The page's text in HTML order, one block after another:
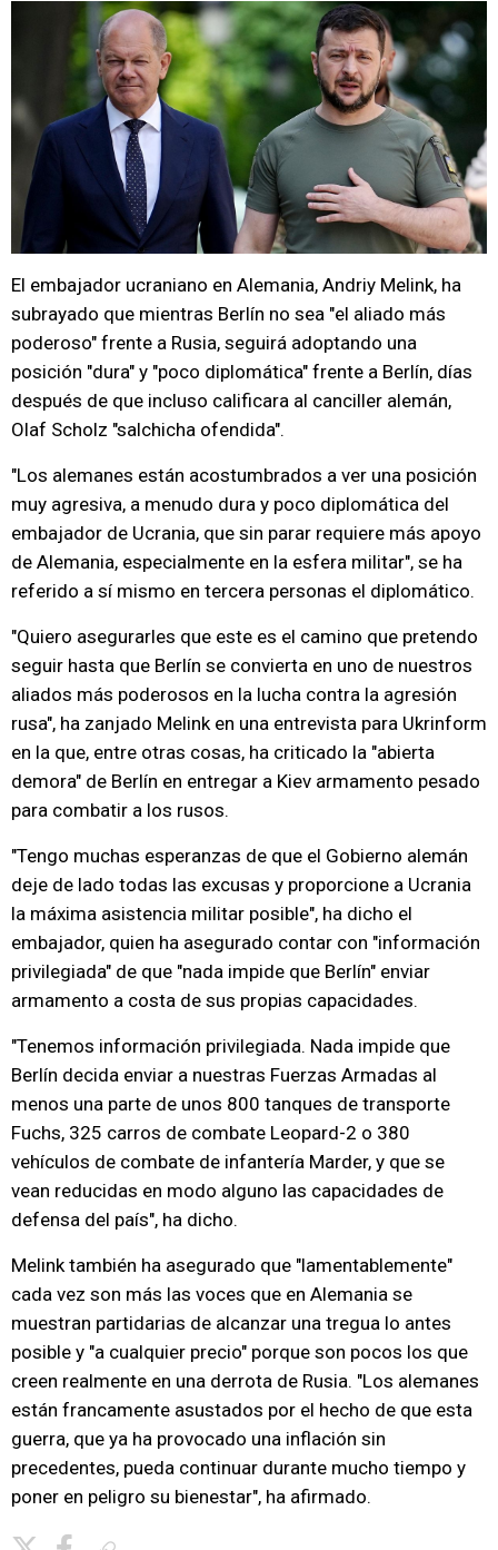
El embajador ucraniano en Alemania, Andriy Melink, ha
subrayado que mientras Berlín no sea "el aliado más
poderoso" frente a Rusia, seguirá adoptando una
posición "dura" y "poco diplomática" frente a Berlín, días
después de que incluso calificara al canciller alemán,
Olaf Scholz "salchicha ofendida".
"Los alemanes están acostumbrados a ver una posición
muy agresiva, a menudo dura y poco diplomática del
embajador de Ucrania, que sin parar requiere más apoyo
de Alemania, especialmente en la esfera militar", se ha
referido a sí mismo en tercera personas el diplomático.
"Quiero asegurarles que este es el camino que pretendo
seguir hasta que Berlín se convierta en uno de nuestros
aliados más poderosos en la lucha contra la agresión
rusa", ha zanjado Melink en una entrevista para Ukrinform
en la que, entre otras cosas, ha criticado la "abierta
demora" de Berlín en entregar a Kiev armamento pesado
para combatir a los rusos.
"Tengo muchas esperanzas de que el Gobierno alemán
deje de lado todas las excusas y proporcione a Ucrania
la máxima asistencia militar posible", ha dicho el
embajador, quien ha asegurado contar con "información
privilegiada" de que "nada impide que Berlín" enviar
armamento a costa de sus propias capacidades.
"Tenemos información privilegiada. Nada impide que
Berlín decida enviar a nuestras Fuerzas Armadas al
menos una parte de unos 800 tanques de transporte
Fuchs, 325 carros de combate Leopard-2 o 380
vehículos de combate de infantería Marder, y que se
vean reducidas en modo alguno las capacidades de
defensa del país", ha dicho.
Melink también ha asegurado que "lamentablemente"
cada vez son más las voces que en Alemania se
muestran partidarias de alcanzar una tregua lo antes
posible y "a cualquier precio" porque son pocos los que
creen realmente en una derrota de Rusia. "Los alemanes
están francamente asustados por el hecho de que esta
guerra, que ya ha provocado una inflación sin
precedentes, pueda continuar durante mucho tiempo y
poner en peligro su bienestar", ha afirmado.